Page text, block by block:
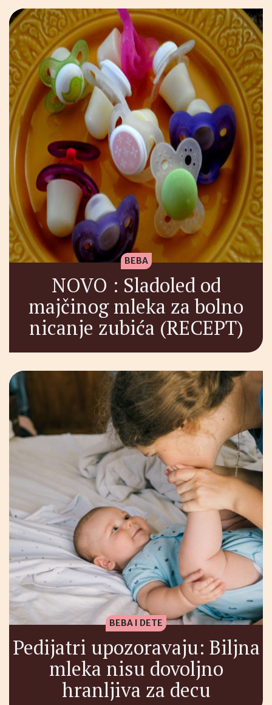
BEBA
NOVO : Sladoled od
majčinog mleka za bolno
nicanje zubića (RECEPT)
BEBA I DETE
Pedijatri upozoravaju: Biljna
mleka nisu dovoljno
hranljiva za decu